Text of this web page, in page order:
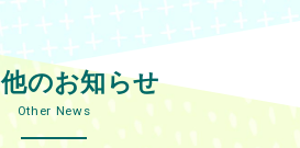
のお知らせ
Other News